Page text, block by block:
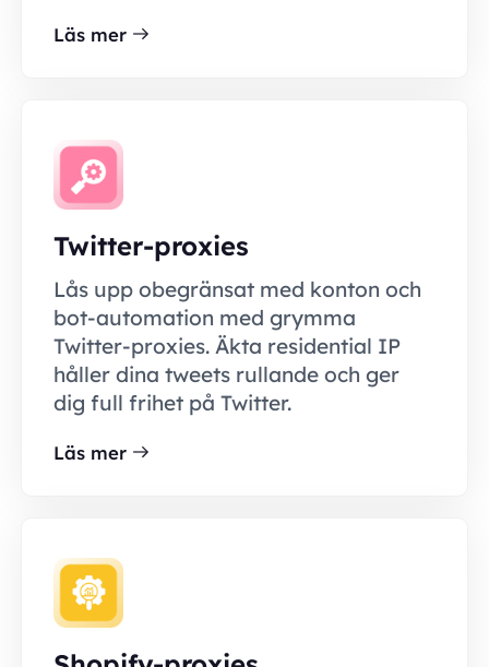
Läs mer
Twitter-proxies
Lås upp obegränsat med konton och
bot-automation med grymma
Twitter-proxies. Äkta residential IP
håller dina tweets rullande och ger
dig full frihet på Twitter.
Läs mer